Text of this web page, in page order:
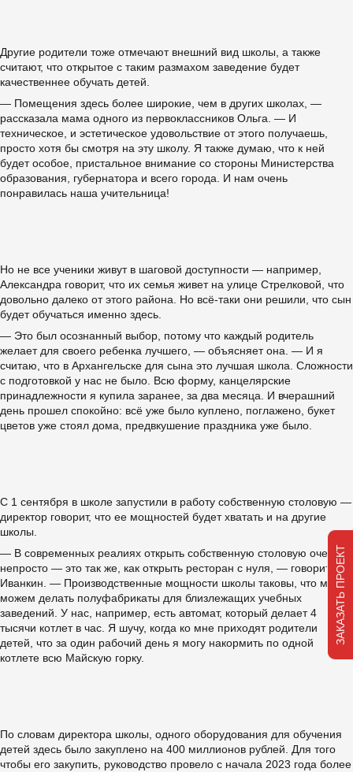
Другие родители тоже отмечают внешний вид школы, а также
считают, что открытое с таким размахом заведение будет
качественнее обучать детей.
— Помещения здесь более широкие, чем в других школах, —
рассказала мама одного из первоклассников Ольга. — И
техническое, и эстетическое удовольствие от этого получаешь,
просто хотя бы смотря на эту школу. Я также думаю, что к ней
будет особое, пристальное внимание со стороны Министерства
образования, губернатора и всего города. И нам очень
понравилась наша учительница!
Но не все ученики живут в шаговой доступности — например,
Александра говорит, что их семья живет на улице Стрелковой, что
довольно далеко от этого района. Но всё-таки они решили, что сын
будет обучаться именно здесь.
— Это был осознанный выбор, потому что каждый родитель
желает для своего ребенка лучшего, — объясняет она. — И я
считаю, что в Архангельске для сына это лучшая школа. Сложности
с подготовкой у нас не было. Всю форму, канцелярские
принадлежности я купила заранее, за два месяца. И вчерашний
день прошел спокойно: всё уже было куплено, поглажено, букет
цветов уже стоял дома, предвкушение праздника уже было.
С 1 сентября в школе запустили в работу собственную столовую —
директор говорит, что ее мощностей будет хватать и на другие
школы.
— В современных реалиях открыть собственную столовую очень
непросто — это так же, как открыть ресторан с нуля, — говорит
Иванкин. — Производственные мощности школы таковы, что мы
можем делать полуфабрикаты для близлежащих учебных
заведений. У нас, например, есть автомат, который делает 4
тысячи котлет в час. Я шучу, когда ко мне приходят родители
детей, что за один рабочий день я могу накормить по одной
котлете всю Майскую горку.
По словам директора школы, одного оборудования для обучения
детей здесь было закуплено на 400 миллионов рублей. Для того
чтобы его закупить, руководство провело с начала 2023 года более
ЗАКАЗАТЬ ПРОЕКТ